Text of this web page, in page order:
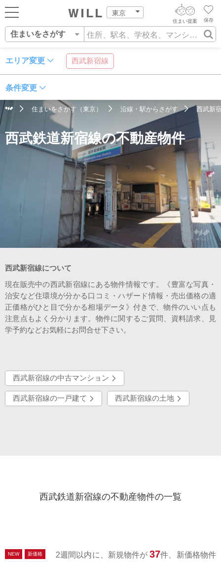
東京
ログイン
新規会員登録
住まいをさがす
住まいを売る
住まいをつくる
スタッフ紹介
保存
住まい提案
住まいをさがす
住まいをさがす
営業所をさがす
スタッフをさがす
AIウィルくんの提案
AI査定・チャット相談する
不動産エージェントの提案
価格査定を依頼する
相場データを依頼する
エリア変更 西武新宿線
条件変更
住所 沿線・駅 学校区
住まいをさがす（東京） 沿線・駅からさがす 西武新
西武鉄道新宿線の不動産物件
西武新宿線について
現在販売中の西武新宿線にある物件情報です。《豊富な写真・
治安など住環境が分かる口コミ・ハザード情報・売出価格の適
正価格がひと目で分かる相場データ》付きで、物件のいい点も
注意点もよく分かります。物件に関するご質問、資料請求、見
学予約などお気軽にお問合せ下さい。
西武新宿線の中古マンション
西武新宿線の一戸建て 西武新宿線の土地
西武鉄道新宿線の不動産物件の一覧
NEW 新価格 2週間以内に、新規物件が37件、新価格物件